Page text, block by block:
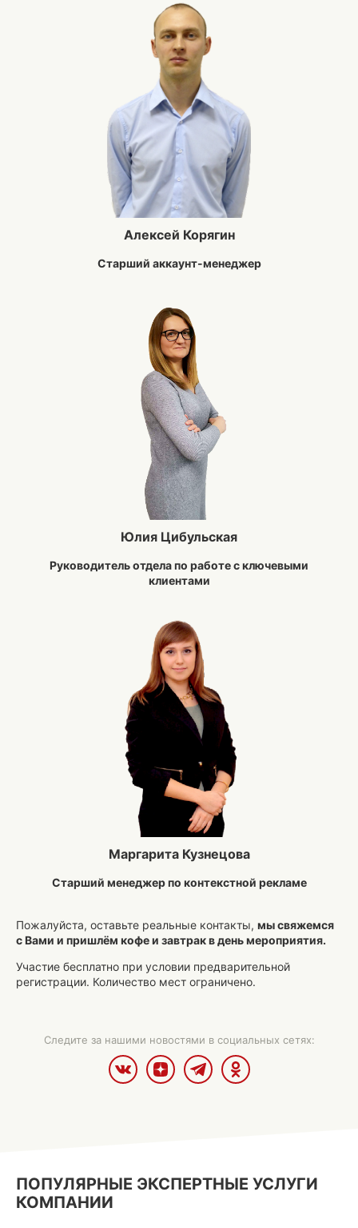
Алексей Корягин
Старший аккаунт-менеджер
Юлия Цибульская
Руководитель отдела по работе с ключевыми
клиентами
Маргарита Кузнецова
Старший менеджер по контекстной рекламе
Пожалуйста, оставьте реальные контакты, мы свяжемся
с Вами и пришлём кофе и завтрак в день мероприятия.
Участие бесплатно при условии предварительной
регистрации. Количество мест ограничено.
Следите за нашими новостями в социальных сетях:
ПОПУЛЯРНЫЕ ЭКСПЕРТНЫЕ УСЛУГИ
КОМПАНИИ